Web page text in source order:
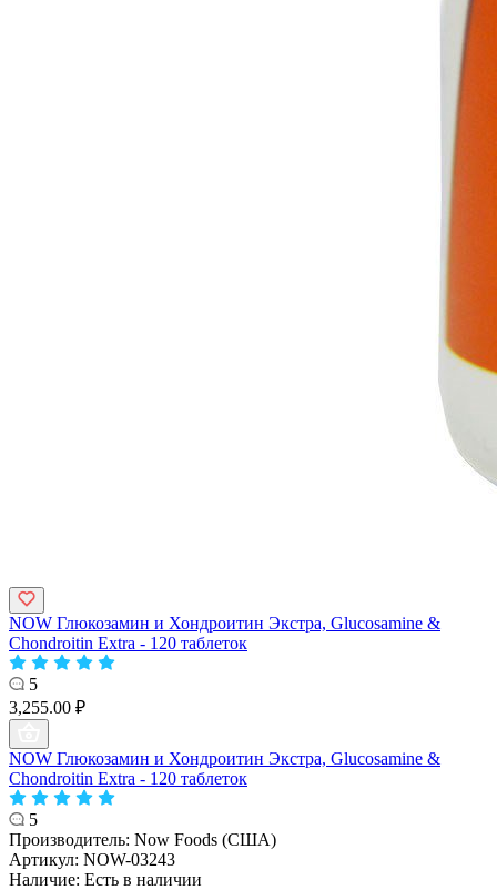
NOW Глюкозамин и Хондроитин Экстра, Glucosamine &
Chondroitin Extra - 120 таблеток
5
3,255.00 ₽
NOW Глюкозамин и Хондроитин Экстра, Glucosamine &
Chondroitin Extra - 120 таблеток
5
Производитель: Now Foods (США)
Артикул: NOW-03243
Наличие: Есть в наличии